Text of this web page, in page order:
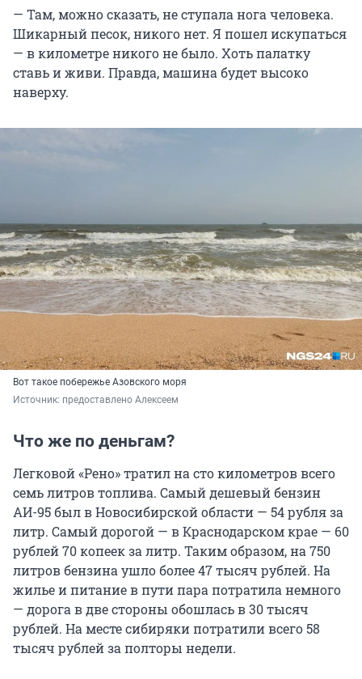
— Там, можно сказать, не ступала нога человека.
Шикарный песок, никого нет. Я пошел искупаться
— в километре никого не было. Хоть палатку
ставь и живи. Правда, машина будет высоко
наверху.
Вот такое побережье Азовского моря
Источник: предоставлено Алексеем
Что же по деньгам?
Легковой «Рено» тратил на сто километров всего
семь литров топлива. Самый дешевый бензин
АИ-95 был в Новосибирской области — 54 рубля за
литр. Самый дорогой — в Краснодарском крае — 60
рублей 70 копеек за литр. Таким образом, на 750
литров бензина ушло более 47 тысяч рублей. На
жилье и питание в пути пара потратила немного
— дорога в две стороны обошлась в 30 тысяч
рублей. На месте сибиряки потратили всего 58
тысяч рублей за полторы недели.